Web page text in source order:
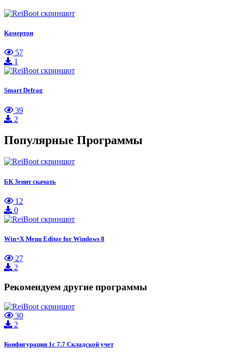
Камертон
57
1
Smart Defrag
39
2
Популярные Программы
БК Зенит скачать
12
0
Win+X Menu Editor for Windows 8
27
2
Рекомендуем другие программы
30
2
Конфигурация 1с 7.7 Складской учет